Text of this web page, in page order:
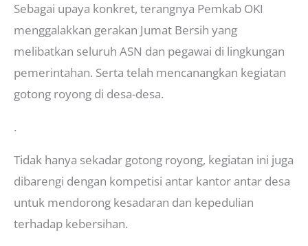
Sebagai upaya konkret, terangnya Pemkab OKI
menggalakkan gerakan Jumat Bersih yang
melibatkan seluruh ASN dan pegawai di lingkungan
pemerintahan. Serta telah mencanangkan kegiatan
gotong royong di desa-desa.
.
Tidak hanya sekadar gotong royong, kegiatan ini juga
dibarengi dengan kompetisi antar kantor antar desa
untuk mendorong kesadaran dan kepedulian
terhadap kebersihan.